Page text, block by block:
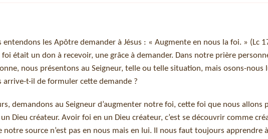
entendons les Apôtre demander à Jésus : « Augmente en nous la foi. » (Lc
foi était un don à recevoir, une grâce à demander. Dans notre prière
nous présentons au Seigneur, telle ou telle situation, mais osons-nous
arrive-t-il de formuler cette demande ?
demandons au Seigneur d’augmenter notre foi, cette foi que nous allons
Dieu créateur. Avoir foi en un Dieu créateur, c’est se découvrir comme
notre source n’est pas en nous mais en lui. Il nous faut toujours apprendre